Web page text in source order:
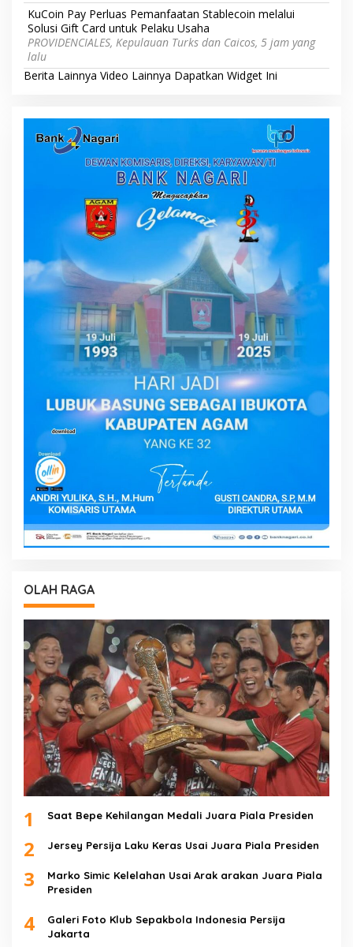
KuCoin Pay Perluas Pemanfaatan Stablecoin melalui
Solusi Gift Card untuk Pelaku Usaha
PROVIDENCIALES, Kepulauan Turks dan Caicos, 5 jam yang
lalu
Berita Lainnya Video Lainnya Dapatkan Widget Ini
OLAH RAGA
1 Saat Bepe Kehilangan Medali Juara Piala Presiden
2 Jersey Persija Laku Keras Usai Juara Piala Presiden
3
Marko Simic Kelelahan Usai Arak arakan Juara Piala
Presiden
4
Galeri Foto Klub Sepakbola Indonesia Persija
Jakarta